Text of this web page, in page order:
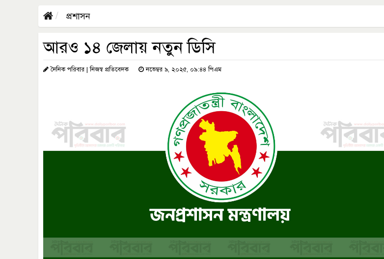
প্রশাসন
আরও ১৪ জেলায় নতুন ডিসি
দৈনিক পরিবার | নিজস্ব প্রতিবেদক নভেম্বর ৯, ২০২৫, ০৯:৪৪ পিএম